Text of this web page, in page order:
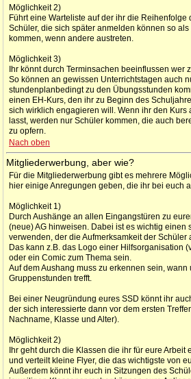
Möglichkeit 2)
Führt eine Warteliste auf der ihr die Reihenfolge
Schüler, die sich später anmelden können so
kommen, wenn andere austreten.
Möglichkeit 3)
Ihr könnt durch Terminsachen beeinflussen wer
So können an gewissen Unterrichtstagen auch
stundenplanbedingt zu den Übungsstunden
einen EH-Kurs, den ihr zu Beginn des
sich wirklich engagieren will. Wenn ihr den Kurs
lasst, werden nur Schüler kommen, die auch
zu opfern.
Nach oben
Mitgliederwerbung, aber wie?
Für die Mitgliederwerbung gibt es mehrere
hier einige Anregungen geben, die ihr bei euch
Möglichkeit 1)
Durch Aushänge an allen Eingangstüren zu
(neue) AG hinweisen. Dabei ist es wichtig einen
verwenden, der die Aufmerksamkeit der Schüler
Das kann z.B. das Logo einer Hilfsorganisation
oder ein Comic zum Thema sein.
Auf dem Aushang muss zu erkennen sein,
Gruppenstunden trefft.
Bei einer Neugründung eures SSD könnt ihr
der sich interessierte dann vor dem ersten
Nachname, Klasse und Alter).
Möglichkeit 2)
Ihr geht durch die Klassen die ihr für eure Arbeit
und verteilt kleine Flyer, die das wichtigste von
Außerdem könnt ihr euch in Sitzungen des